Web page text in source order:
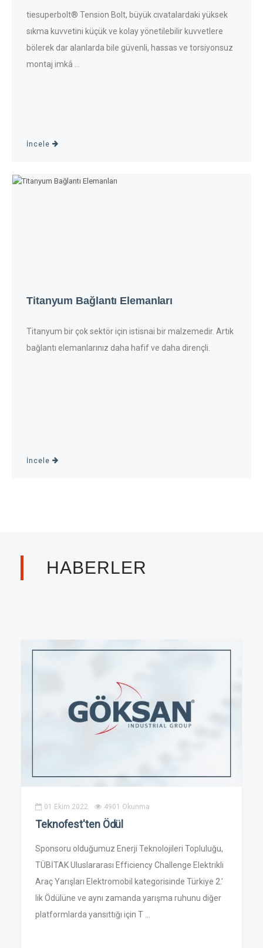
tiesuperbolt® Tension Bolt, büyük cıvatalardaki yüksek
sıkma kuvvetini küçük ve kolay yönetilebilir kuvvetlere
bölerek dar alanlarda bile güvenli, hassas ve torsiyonsuz
montaj imkâ ...
İncele
Titanyum Bağlantı Elemanları
Titanyum bir çok sektör için istisnai bir malzemedir. Artık
bağlantı elemanlarınız daha hafif ve daha dirençli.
İncele
HABERLER
01 Ekim 2022 4901 Okunma
Teknofest'ten Ödül
Sponsoru olduğumuz Enerji Teknolojileri Topluluğu,
TÜBİTAK Uluslararası Efficiency Challenge Elektrikli
Araç Yarışları Elektromobil kategorisinde Türkiye 2.’
lik Ödülüne ve aynı zamanda yarışma ruhunu diğer
platformlarda yansıttığı için T ...